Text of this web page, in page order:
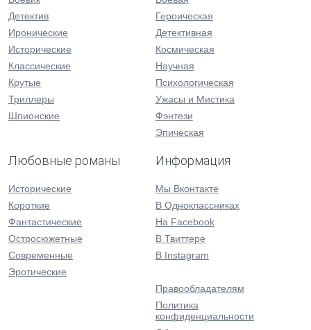
Детектив
Иронические
Исторические
Классические
Крутые
Триллеры
Шпионские
Героическая
Детективная
Космическая
Научная
Психологическая
Ужасы и Мистика
Фэнтези
Эпическая
Любовные романы
Исторические
Короткие
Фантастические
Остросюжетные
Современные
Эротические
Информация
Мы Вконтакте
В Одноклассниках
На Facebook
В Твиттере
В Instagram
Правообладателям
Политика
конфиденциальности